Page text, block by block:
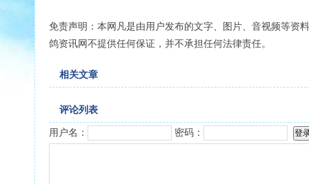
免责声明：本网凡是由用户发布的文字、图片、音视频等资
鸽资讯网不提供任何保证，并不承担任何法律责任。
相关文章
评论列表
用户名： 密码：